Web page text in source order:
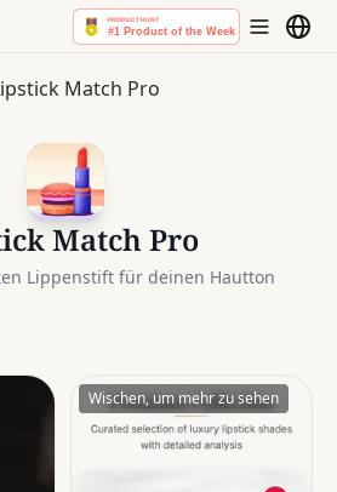
Match Pro
Match Pro
Lippenstift für deinen Hautton
Wischen, um mehr zu sehen